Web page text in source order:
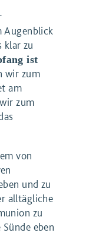
Augenblick
klar zu
ist
wir zum
am
zum
von
und zu
alltägliche
zu
eben